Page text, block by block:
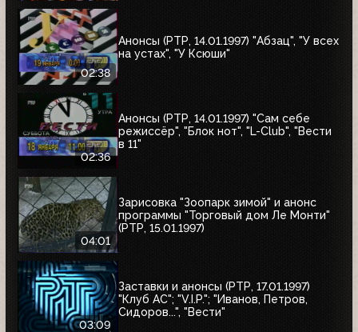
02:38
Анонсы (РТР, 14.01.1997) "Абзац", "У всех
на устах", "У Ксюши"
02:36
Анонсы (РТР, 14.01.1997) "Сам себе
режиссёр", "Блок нот", "L-Club", "Вести
в 11"
04:01
Зарисовка "Зоопарк зимой" и анонс
программы "Торговый дом Ле Монти"
(РТР, 15.01.1997)
03:09
Заставки и анонсы (РТР, 17.01.1997)
"Клуб АС"; "V.I.P."; "Иванов, Петров,
Сидоров...", "Вести"